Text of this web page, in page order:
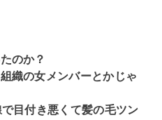
のか？
織の女メンバーとかじゃ
目付き悪くて髪の毛ツン